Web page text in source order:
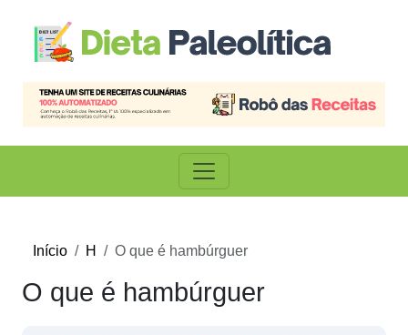
Início H O que é hambúrguer
O que é hambúrguer